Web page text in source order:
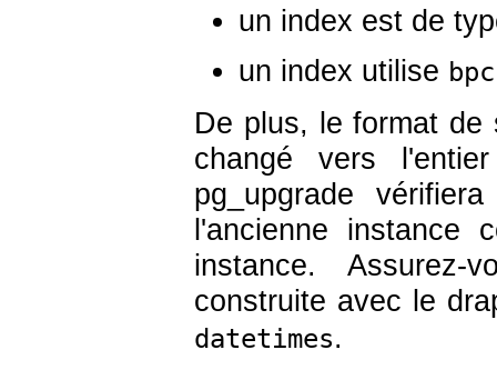
un index est de
un index utilise
De plus, le format
changé vers
pg_upgrade
l'ancienne instance
instance.
construite avec le
datetimes.